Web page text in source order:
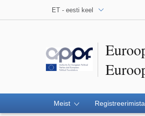
ET - eesti keel
Meist